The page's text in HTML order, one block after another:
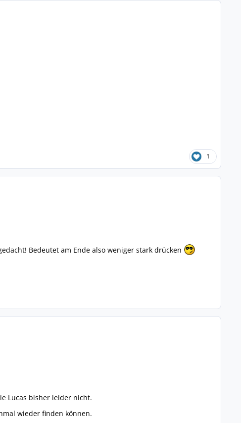
1
Bedeutet am Ende also weniger stark drücken
Lucas bisher leider nicht.
wieder finden können.